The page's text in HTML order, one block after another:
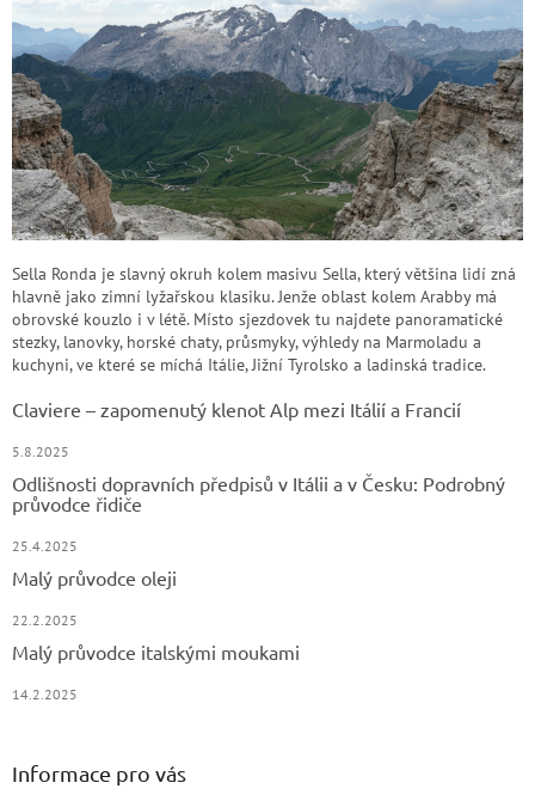
Sella Ronda je slavný okruh kolem masivu Sella, který většina lidí zná
hlavně jako zimní lyžařskou klasiku. Jenže oblast kolem Arabby má
obrovské kouzlo i v létě. Místo sjezdovek tu najdete panoramatické
stezky, lanovky, horské chaty, průsmyky, výhledy na Marmoladu a
kuchyni, ve které se míchá Itálie, Jižní Tyrolsko a ladinská tradice.
Claviere – zapomenutý klenot Alp mezi Itálií a Francií
5.8.2025
Odlišnosti dopravních předpisů v Itálii a v Česku: Podrobný
průvodce řidiče
25.4.2025
Malý průvodce oleji
22.2.2025
Malý průvodce italskými moukami
14.2.2025
Informace pro vás